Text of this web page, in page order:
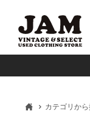
カテゴリから